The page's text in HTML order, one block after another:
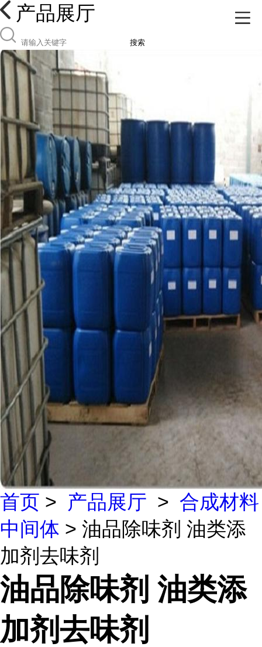
产品展厅
搜索
首页 > 产品展厅 > 合成材料
中间体 > 油品除味剂 油类添
加剂去味剂
油品除味剂 油类添
加剂去味剂